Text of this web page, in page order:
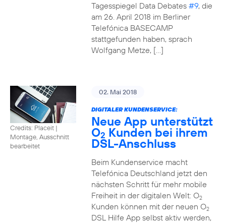
Tagesspiegel Data Debates #9, die
am 26. April 2018 im Berliner
Telefónica BASECAMP
stattgefunden haben, sprach
Wolfgang Metze, […]
Credits: Placeit |
Montage, Ausschnitt
bearbeitet
02. Mai 2018
DIGITALER KUNDENSERVICE:
Neue App unterstützt
O2 Kunden bei ihrem
DSL-Anschluss
Beim Kundenservice macht
Telefónica Deutschland jetzt den
nächsten Schritt für mehr mobile
Freiheit in der digitalen Welt: O2
Kunden können mit der neuen O2
DSL Hilfe App selbst aktiv werden,